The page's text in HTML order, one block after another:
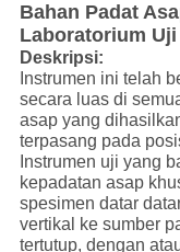
Bahan Padat
Laboratorium
Deskripsi:
Instrumen ini telah
secara luas di
asap yang
terpasang pada
Instrumen uji yang
kepadatan asap
spesimen datar
vertikal ke sumber
tertutup, dengan